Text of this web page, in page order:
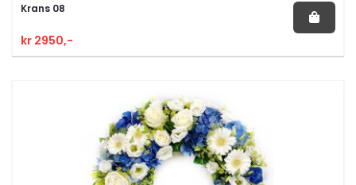
Krans 08
kr 2950,-